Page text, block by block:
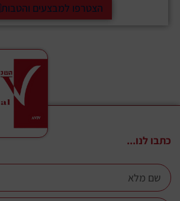
הצטרפו למבצעים והטבות
כתבו לנו...